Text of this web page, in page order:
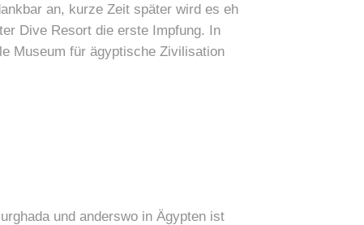
an, kurze Zeit später wird es eh
Dive Resort die erste Impfung. In
Museum für ägyptische Zivilisation
und anderswo in Ägypten ist